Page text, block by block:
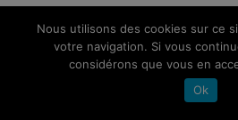
Nous utilisons des cookies sur ce
votre navigation. Si vous
considérons que vous en
Ok